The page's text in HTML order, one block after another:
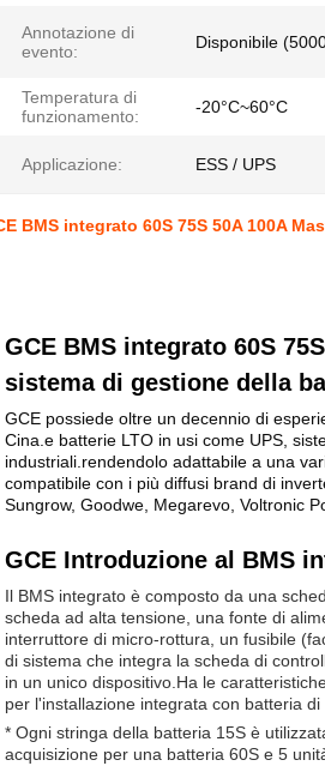
Annotazione di
evento:
Disponibile
Temperatura di
funzionamento:
-20°C~60°C
Applicazione: ESS / UPS
BMS integrato 60S 75S 50A 100A
GCE BMS integrato 60S
sistema di gestione della
GCE possiede oltre un decennio di
Cina.e batterie LTO in usi come UPS,
industriali.rendendolo adattabile a una
compatibile con i più diffusi brand di
Sungrow, Goodwe, Megarevo, Voltronic
GCE Introduzione al BMS
Il BMS integrato è composto da una
scheda ad alta tensione, una fonte di
interruttore di micro-rottura, un fusibile
di sistema che integra la scheda di
in un unico dispositivo.Ha le
per l'installazione integrata con batteria di
* Ogni stringa della batteria 15S è
acquisizione per una batteria 60S e 5